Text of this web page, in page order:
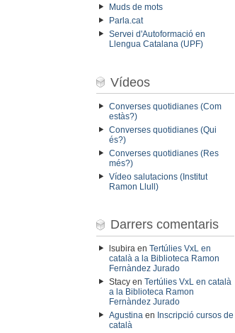
Muds de mots
Parla.cat
Servei d'Autoformació en
Llengua Catalana (UPF)
Vídeos
Converses quotidianes (Com
estàs?)
Converses quotidianes (Qui
és?)
Converses quotidianes (Res
més?)
Vídeo salutacions (Institut
Ramon Llull)
Darrers comentaris
lsubiraen Tertúlies VxL en
català a la Biblioteca Ramon
Fernàndez Jurado
Stacyen Tertúlies VxL en català
a la Biblioteca Ramon
Fernàndez Jurado
Agustinaen Inscripció cursos de
català